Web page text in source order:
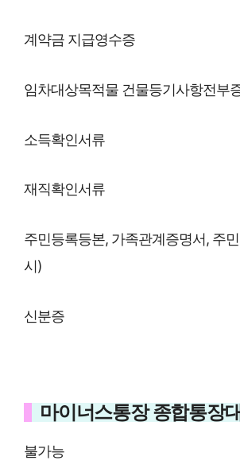
계약금 지급영수증
임차대상목적물 건물등기사항전부
소득확인서류
재직확인서류
주민등록등본, 가족관계증명서, 주
시)
신분증
마이너스통장 종합통장
불가능